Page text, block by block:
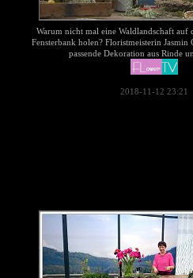
Warum nicht mal eine Waldlandschaft auf
Fensterbank holen? Floristmeisterin Jasmin
passende Dekoration aus Rinde
2018-11-12 23:21